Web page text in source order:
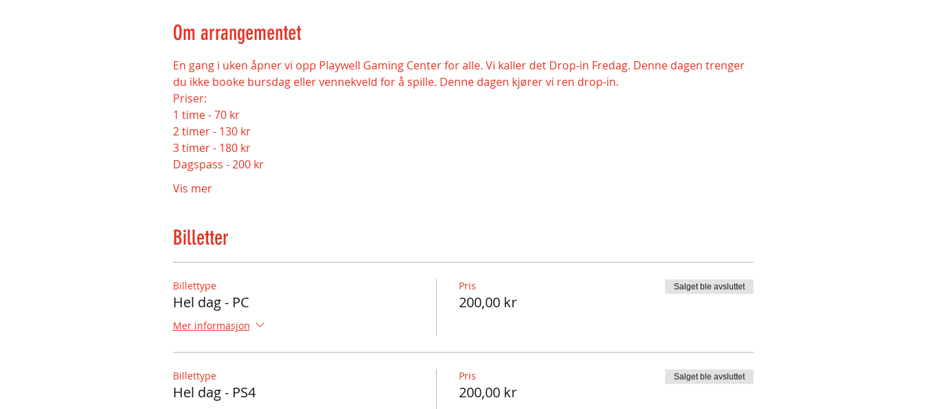
Om arrangementet
En gang i uken åpner vi opp Playwell Gaming Center for alle. Vi kaller det Drop-in Fredag. Denne dagen trenger
1 time - 70 kr
2 timer - 130 kr
3 timer - 180 kr
Dagspass - 200 kr
Vis mer
Billetter
Billettype
Hel dag - PC
Mer informasjon
Pris
200,00 kr
Salget ble avsluttet
Billettype
Hel dag - PS4
Pris
200,00 kr
Salget ble avsluttet